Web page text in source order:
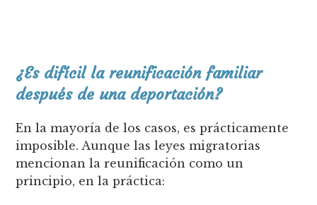
¿Es difícil la reunificación familiar
después de una deportación?
En la mayoría de los casos, es prácticamente
imposible. Aunque las leyes migratorias
mencionan la reunificación como un
principio, en la práctica: